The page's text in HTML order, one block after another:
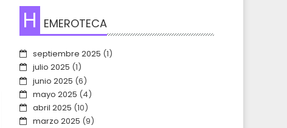
H EMEROTECA
septiembre 2025 (1)
julio 2025 (1)
junio 2025 (6)
mayo 2025 (4)
abril 2025 (10)
marzo 2025 (9)